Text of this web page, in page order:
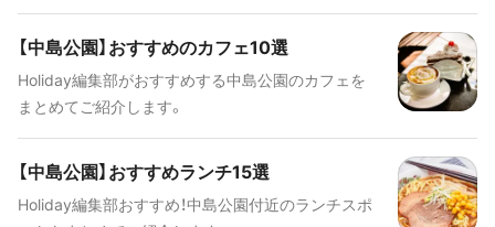
【中島公園】おすすめのカフェ10選
Holiday編集部がおすすめする中島公園のカフェを
まとめてご紹介します。
【中島公園】おすすめランチ15選
Holiday編集部おすすめ！中島公園付近のランチスポ